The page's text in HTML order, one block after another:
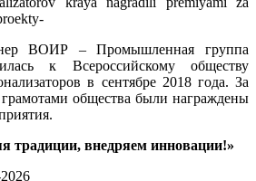
ВОИР – Промышленная группа
к Всероссийскому обществу
в сентябре 2018 года. За
общества были награждены
традиции, внедряем инновации!»